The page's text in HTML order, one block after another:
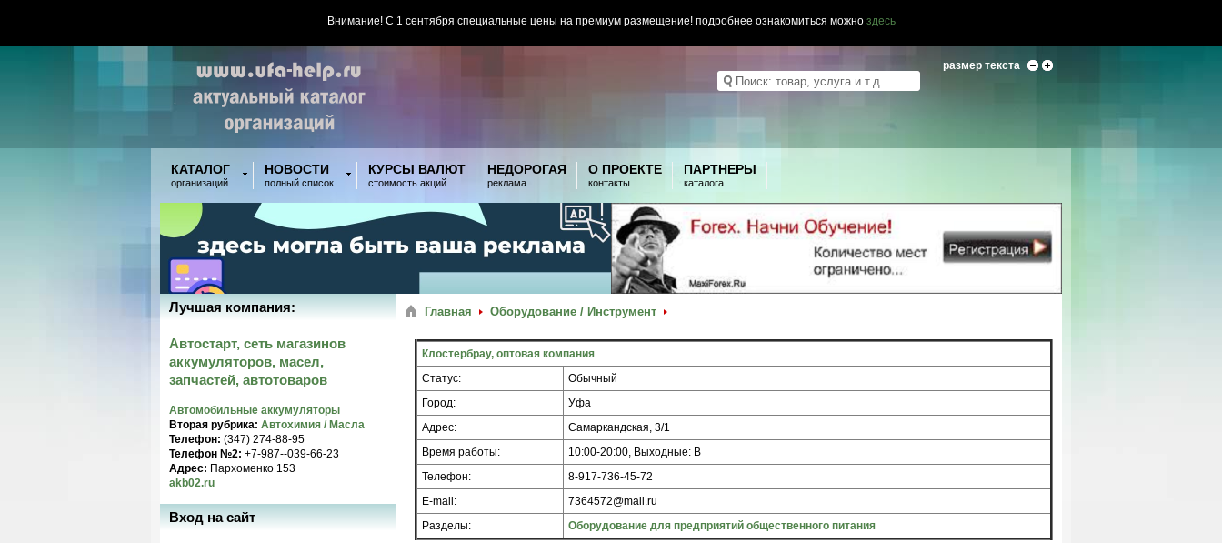
Внимание! С 1 сентября специальные цены на премиум размещение! подробнее ознакомиться можно здесь
размер текста
КАТАЛОГ
организаций
НОВОСТИ
полный список
КУРСЫ ВАЛЮТ
стоимость акций
НЕДОРОГАЯ
реклама
О ПРОЕКТЕ
контакты
ПАРТНЕРЫ
каталога
Главная Оборудование / Инструмент
Клостербрау, оптовая компания
Статус:
Обычный
Город:
Уфа
Адрес:
Самаркандская, 3/1
Время работы:
10:00-20:00, Выходные: В
Телефон:
8-917-736-45-72
E-mail:
7364572@mail.ru
Разделы:
Оборудование для предприятий общественного питания
Лучшая компания:
Автостарт, сеть магазинов
аккумуляторов, масел,
запчастей, автотоваров
Автомобильные аккумуляторы
Вторая рубрика: Автохимия / Масла
Телефон: (347) 274-88-95
Телефон №2: +7-987--039-66-23
Адрес: Пархоменко 153
akb02.ru
Вход на сайт